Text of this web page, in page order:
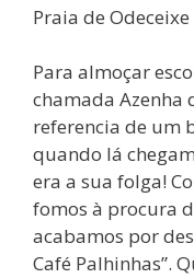
Praia de Odeceixe
Para almoçar
chamada Azenha
referencia de um
quando lá
era a sua folga!
fomos à procura
acabamos por
Café Palhinhas”.